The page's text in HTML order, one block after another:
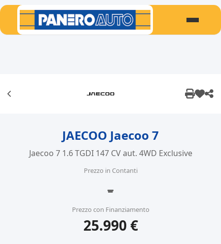
JAECOO Jaecoo 7
Jaecoo 7 1.6 TGDI 147 CV aut. 4WD Exclusive
Prezzo in Contanti
-
Prezzo con Finanziamento
25.990 €